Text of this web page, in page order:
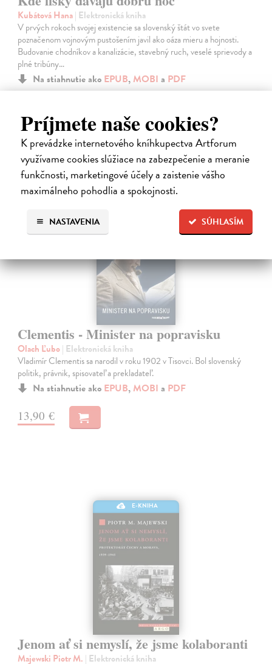
Príjmete naše cookies?
K prevádzke internetového kníhkupectva Artforum
využívame cookies slúžiace na zabezpečenie a meranie
funkčnosti, marketingové účely a zaistenie vášho
maximálneho pohodlia a spokojnosti.
SÚHLASÍM
NASTAVENIA
Kubátová Hana| Elektronická kniha
V prvých rokoch svojej existencie sa slovenský štát vo svete
poznačenom vojnovým pustošením javil ako oáza mieru a hojnosti.
Budovanie chodníkov a kanalizácie, stavebný ruch, veselé sprievody a
plné tribúny…
Na stiahnutie ako EPUB, MOBI a PDF
E-KNIHA
Clementis - Minister na popravisku
Olach Ľubo| Elektronická kniha
Vladimír Clementis sa narodil v roku 1902 v Tisovci. Bol slovenský
politik, právnik, spisovateľ a prekladateľ.
Na stiahnutie ako EPUB, MOBI a PDF
13,90 €
E-KNIHA
Jenom ať si nemyslí, že jsme kolaboranti
Majewski Piotr M. | Elektronická kniha